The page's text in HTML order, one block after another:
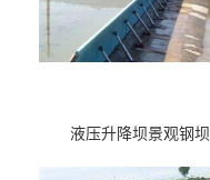
液压升降坝景观钢坝